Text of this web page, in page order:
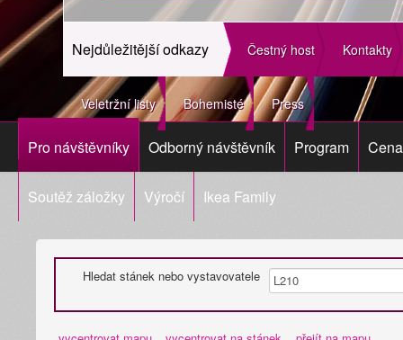
Nejdůležitější odkazy Čestný host Kontakty
Veletržní listy Bohemisté Press
Pro návštěvníky Odborný návštěvník Program
Soutěž záložky Výročí Ikea Family
Hledat stánek nebo vystavovatele